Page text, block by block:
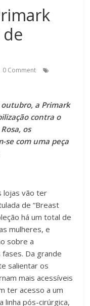
0 Comment
a Primark
contra o
os
se com uma peça
lojas vão ter
de “Breast
há um total de
mulheres, e
sobre a
Da grande
salientar os
mais acessíveis
ter acesso a um
linha pós-cirúrgica,